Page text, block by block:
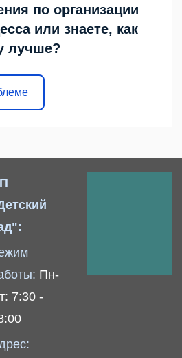
по организации
или знаете, как
лучше?
Пн-
7:30 -